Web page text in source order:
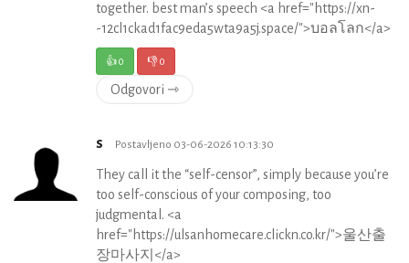
together. best man’s speech <a href="https://xn-
-12cl1ckad1fac9eda5wta9a5j.space/">บอลโลก</a>
👍0 👎0
Odgovori ⇾
s Postavljeno 03-06-2026 10:13:30
They call it the “self-censor”, simply because you’re
too self-conscious of your composing, too
judgmental. <a
href="https://ulsanhomecare.clickn.co.kr/">울산출
장마사지</a>